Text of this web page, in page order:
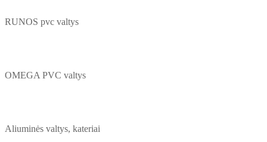
RUNOS pvc valtys
OMEGA PVC valtys
Aliuminės valtys, kateriai